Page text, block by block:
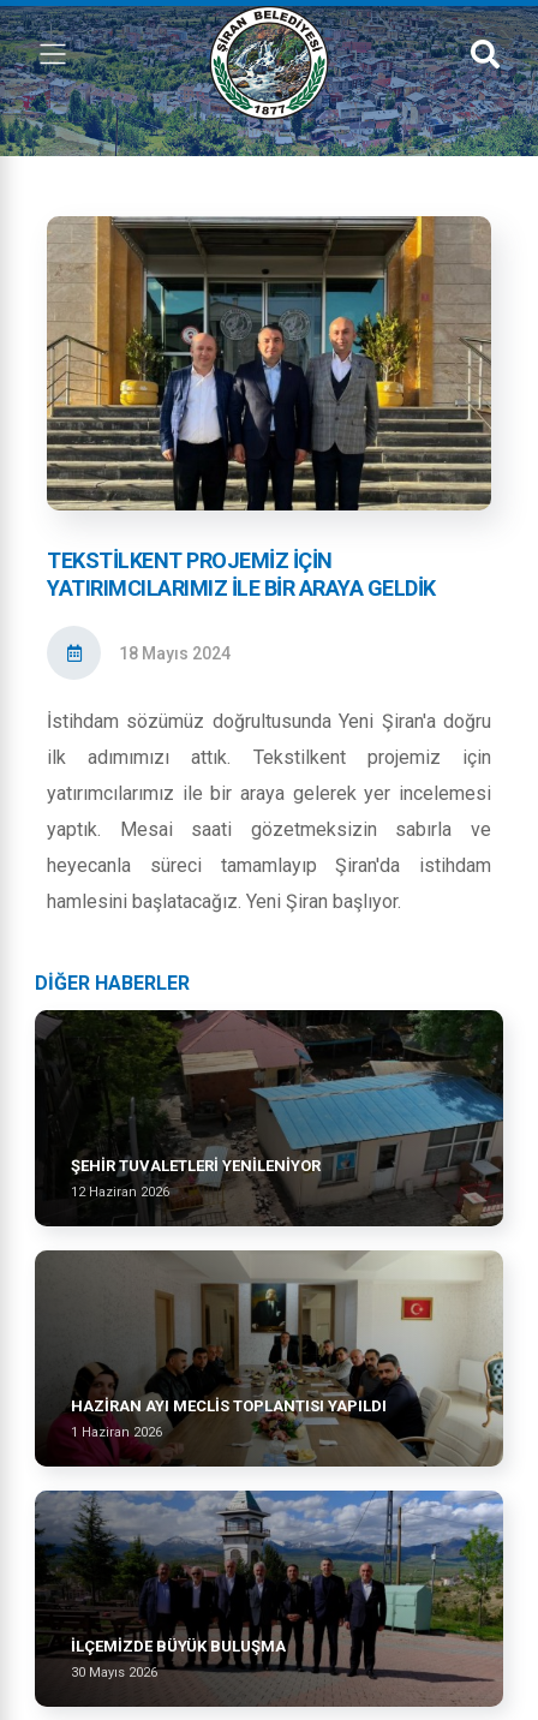
TEKSTİLKENT PROJEMİZ İÇİN
YATIRIMCILARIMIZ İLE BİR ARAYA GELDİK
18 Mayıs 2024
İstihdam sözümüz doğrultusunda Yeni Şiran'a doğru
ilk adımımızı attık. Tekstilkent projemiz için
yatırımcılarımız ile bir araya gelerek yer incelemesi
yaptık. Mesai saati gözetmeksizin sabırla ve
heyecanla süreci tamamlayıp Şiran'da istihdam
hamlesini başlatacağız. Yeni Şiran başlıyor.
DİĞER HABERLER
ŞEHİR TUVALETLERİ YENİLENİYOR
12 Haziran 2026
HAZİRAN AYI MECLİS TOPLANTISI YAPILDI
1 Haziran 2026
İLÇEMİZDE BÜYÜK BULUŞMA
30 Mayıs 2026